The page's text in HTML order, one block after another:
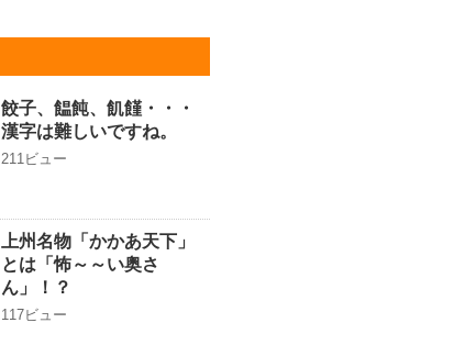
餃子、饂飩、飢饉・・・
漢字は難しいですね。
211ビュー
上州名物「かかあ天下」
とは「怖～～い奥さ
ん」！？
117ビュー